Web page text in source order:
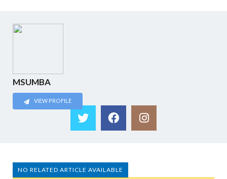
MSUMBA
VIEW PROFILE
NO RELATED ARTICLE AVAILABLE